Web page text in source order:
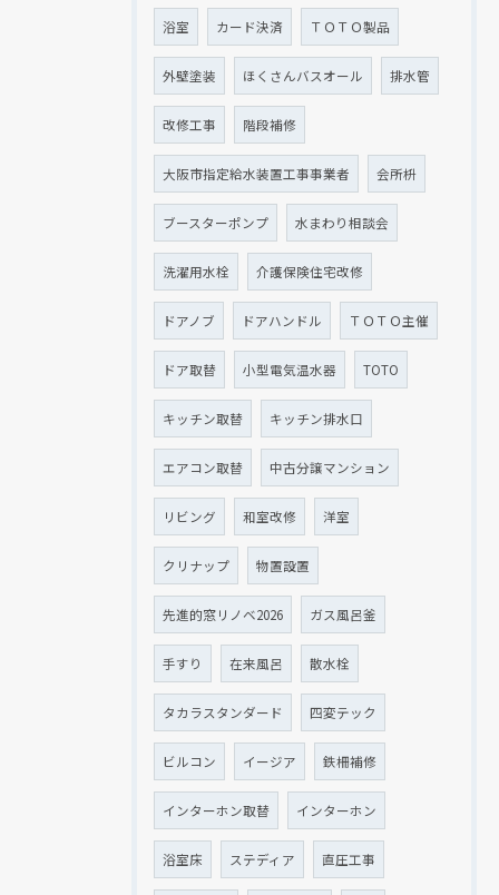
浴室 カード決済 ＴＯＴＯ製品
外壁塗装 ほくさんバスオール 排水管
改修工事 階段補修
大阪市指定給水装置工事事業者 会所枡
ブースターポンプ 水まわり相談会
洗濯用水栓 介護保険住宅改修
ドアノブ ドアハンドル ＴＯＴＯ主催
ドア取替 小型電気温水器 TOTO
キッチン取替 キッチン排水口
エアコン取替 中古分譲マンション
リビング 和室改修 洋室
クリナップ 物置設置
先進的窓リノベ2026 ガス風呂釜
手すり 在来風呂 散水栓
タカラスタンダード 四変テック
ビルコン イージア 鉄柵補修
インターホン取替 インターホン
浴室床 ステディア 直圧工事